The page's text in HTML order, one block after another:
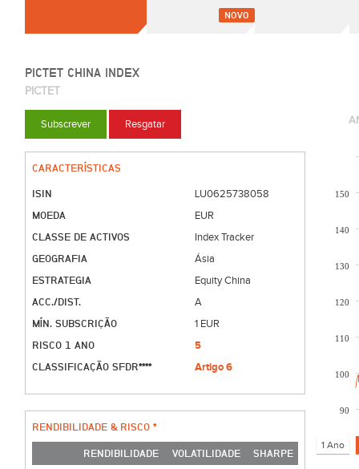
NOVO
PICTET CHINA INDEX
PICTET
Subscrever Resgatar
CARACTERÍSTICAS
ISIN
LU0625738058
MOEDA
EUR
CLASSE DE ACTIVOS
Index Tracker
GEOGRAFIA
Ásia
ESTRATEGIA
Equity China
ACC./DIST.
A
MÍN. SUBSCRIÇÃO
1 EUR
RISCO 1 ANO
5
CLASSIFICAÇÃO SFDR****
Artigo 6
RENDIBILIDADE & RISCO *
RENDIBILIDADE VOLATILIDADE
SHARPE
90
100
110
120
130
140
150